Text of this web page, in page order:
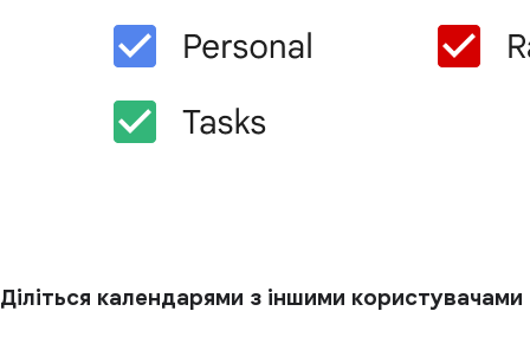
Діліться календарями з іншими користувачами